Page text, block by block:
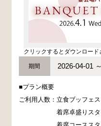
クリックするとダウンロード
期間 2026-04-01
■プラン概要
ご利用人数：立食ブッフェ
着席卓盛りスタイル